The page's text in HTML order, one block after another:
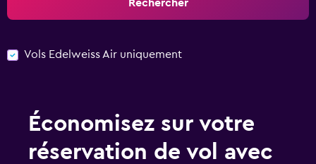
Rechercher
Vols Edelweiss Air uniquement
Économisez sur votre
réservation de vol avec